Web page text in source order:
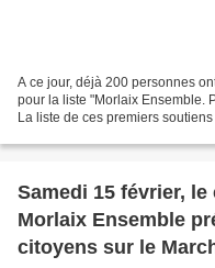
A ce jour, déjà 200 personnes
pour la liste "Morlaix Ensemble.
La liste de ces premiers
Samedi 15 février,
Morlaix Ensemble
citoyens sur le